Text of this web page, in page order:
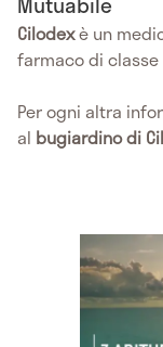
Cilodexè un
farmaco di classe
Per ogni altra
al bugiardino di